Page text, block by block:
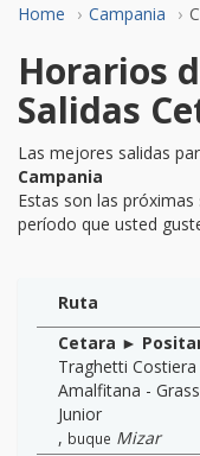
Home Campania
Horarios
Salidas
Las mejores salidas
Campania
Estas son las
período que usted
Ruta
Cetara ►
Traghetti Costiera
Amalfitana -
Junior
, buque Mizar